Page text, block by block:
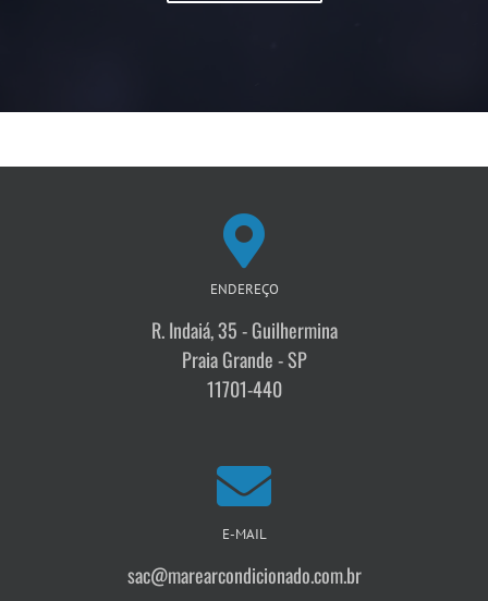
ENDEREÇO
R. Indaiá, 35 - Guilhermina
Praia Grande - SP
11701-440
E-MAIL
sac@marearcondicionado.com.br